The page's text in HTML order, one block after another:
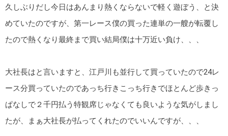
久しぶりだし今日はあんまり熱くならないで軽く遊ぼう、と決
めていたのですが、第一レース僕の買った連単の一艘が転覆し
たので熱くなり最終まで買い結局僕は十万近い負け、、、
大社長はと言いますと、江戸川も並行して買っていたので24レ
ース分買っていたのであっち行きこっち行きでほとんど歩きっ
ぱなしで２千円払う特観席じゃなくても良いような気がしまし
たが、まぁ大社長が払ってくれたのでいいんですが、、、